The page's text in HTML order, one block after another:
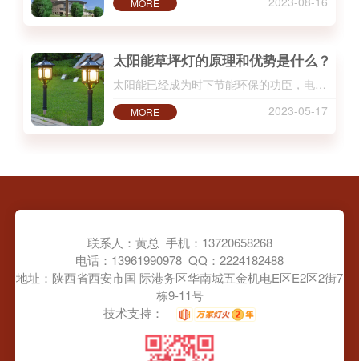
太阳能草坪灯的原理和优势是什么？
太阳能已经成为时下节能环保的功臣，电用热水… ...
MORE 2023-05-17
联系人：黄总 手机：13720658268
电话：13961990978 QQ：2224182488
地址：陕西省西安市国 际港务区华南城五金机电E区E2区2街7
栋9-11号
技术支持：